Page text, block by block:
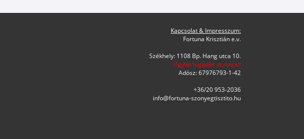
Kapcsolat & Impresszum:
Fortuna Krisztián e.v.
Székhely: 1108 Bp. Hang utca 10.
Ügyfél fogadás itt nincs!!
Adósz: 67976793-1-42
+36/20 953-2036
info@fortuna-szonyegtisztito.hu